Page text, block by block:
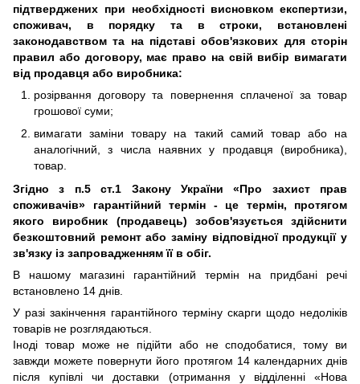
підтверджених при необхідності висновком експертизи,
споживач, в порядку та в строки, встановлені
законодавством та на підставі обов'язкових для сторін
правил або договору, має право на свій вибір вимагати
від продавця або виробника:
розірвання договору та повернення сплаченої за товар
грошової суми;
вимагати заміни товару на такий самий товар або на
аналогічний, з числа наявних у продавця (виробника),
товар.
Згідно з п.5 ст.1 Закону України «Про захист прав
споживачів» гарантійний термін - це термін, протягом
якого виробник (продавець) зобов'язується здійснити
безкоштовний ремонт або заміну відповідної продукції у
зв'язку із запровадженням її в обіг.
В нашому магазині гарантійний термін на придбані речі
встановлено 14 днів.
У разі закінчення гарантійного терміну скарги щодо недоліків
товарів не розглядаються.
Іноді товар може не підійти або не сподобатися, тому ви
завжди можете повернути його протягом 14 календарних днів
після купівлі чи доставки (отримання у відділенні «Нова